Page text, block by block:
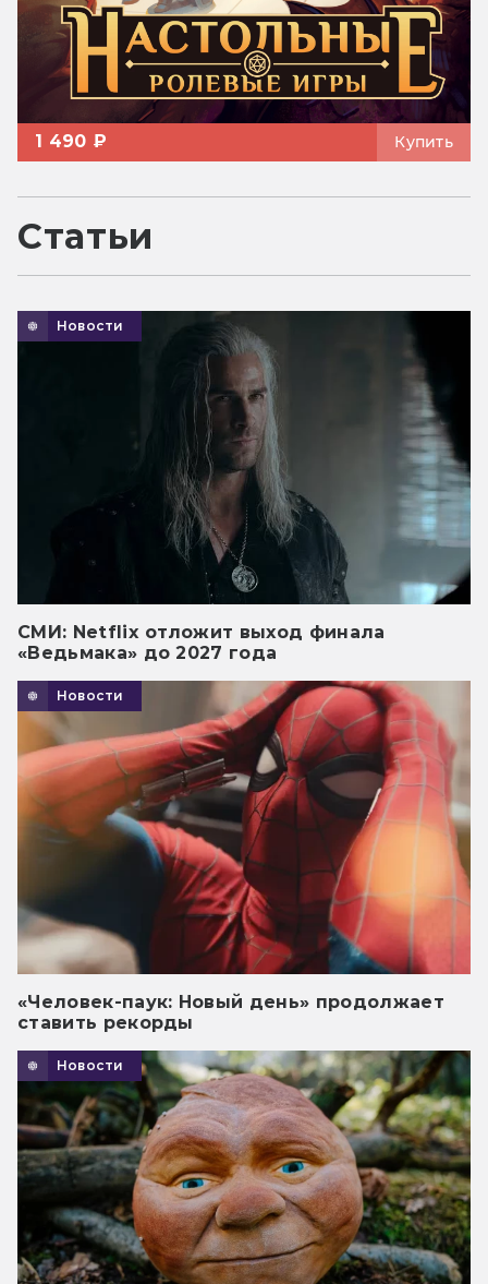
1 490 ₽ Купить
Статьи
Новости
СМИ: Netflix отложит выход финала
«Ведьмака» до 2027 года
Новости
«Человек-паук: Новый день» продолжает
ставить рекорды
Новости